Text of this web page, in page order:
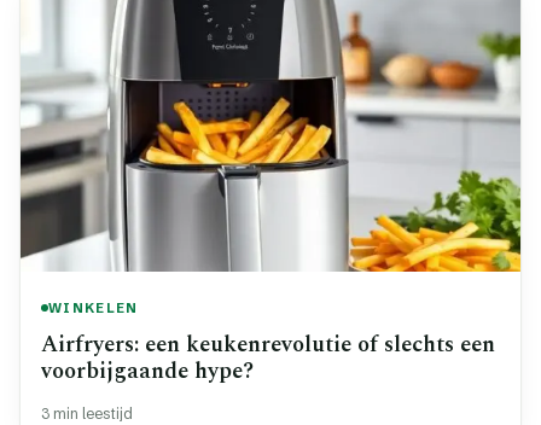
WINKELEN
Airfryers: een keukenrevolutie of slechts een
voorbijgaande hype?
3 min leestijd